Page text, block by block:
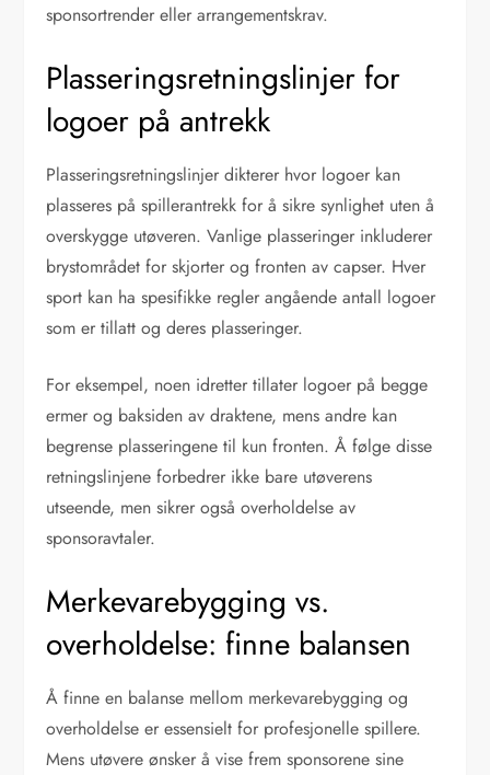
sponsortrender eller arrangementskrav.
Plasseringsretningslinjer for
logoer på antrekk
Plasseringsretningslinjer dikterer hvor logoer kan
plasseres på spillerantrekk for å sikre synlighet uten å
overskygge utøveren. Vanlige plasseringer inkluderer
brystområdet for skjorter og fronten av capser. Hver
sport kan ha spesifikke regler angående antall logoer
som er tillatt og deres plasseringer.
For eksempel, noen idretter tillater logoer på begge
ermer og baksiden av draktene, mens andre kan
begrense plasseringene til kun fronten. Å følge disse
retningslinjene forbedrer ikke bare utøverens
utseende, men sikrer også overholdelse av
sponsoravtaler.
Merkevarebygging vs.
overholdelse: finne balansen
Å finne en balanse mellom merkevarebygging og
overholdelse er essensielt for profesjonelle spillere.
Mens utøvere ønsker å vise frem sponsorene sine